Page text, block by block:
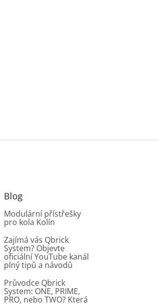
Blog
Modulární přístřešky
pro kola Kolín
Zajímá vás Qbrick
System? Objevte
oficiální YouTube kanál
plný tipů a návodů
Průvodce Qbrick
System: ONE, PRIME,
PRO, nebo TWO? Která